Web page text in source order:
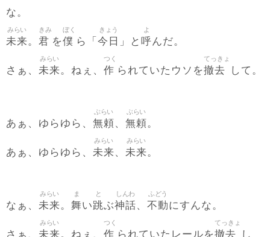
な。
未来
みらい
。 君
きみ
を僕
ぼく
ら「 今日
きょう
」と 呼
よ
んだ。
さぁ、 未来
みらい
。ねぇ、 作
つく
られていたウソを撤去
てっきょ
して。
あぁ、ゆらゆら、 無頼
ぶらい
、 無頼
ぶらい
。
あぁ、ゆらゆら、 未来
みらい
、 未来
みらい
。
なぁ、 未来
みらい
。 舞
ま
い跳
と
ぶ神話
しんわ
、 不動
ふどう
にすんな。
さぁ、 未来
みらい
。ねぇ、 作
つく
られていたレールを撤去
てっきょ
し